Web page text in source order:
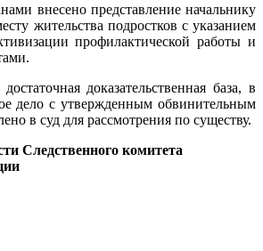
внесено представление начальнику
жительства подростков с указанием
профилактической работы и
доказательственная база, в
дело с утвержденным обвинительным
в суд для рассмотрения по существу.
Следственного комитета